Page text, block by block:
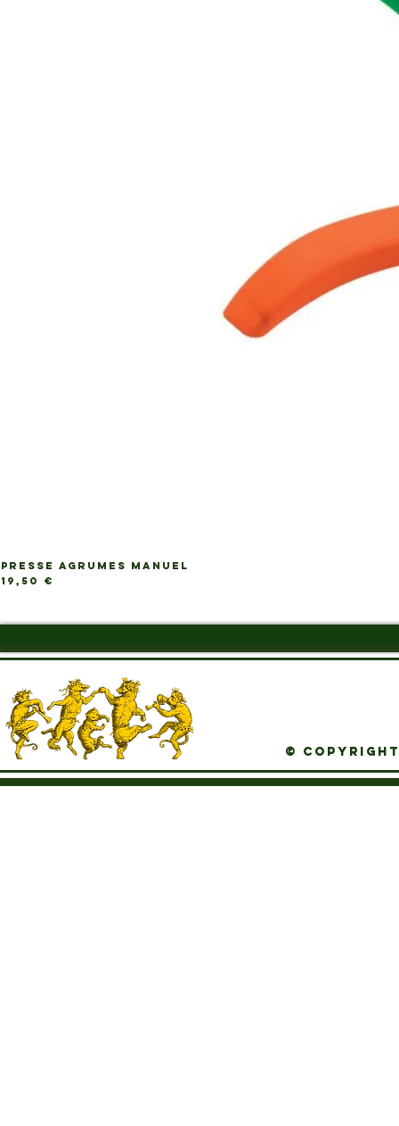
PRESSE AGRUMES MANUEL
Prix
19,50 €
© Copyright